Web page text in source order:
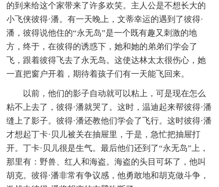
的到来给这个家带来了许多欢笑。主人公是不想长大的
小飞侠彼得·潘。有一天晚上，文蒂幸运的遇到了彼得·
潘，彼得说他住的“永无岛”是一个既有趣又刺激的地
方，终于，在彼得的诱惑下，她和她的弟弟们学会了
飞，跟着彼得飞去了永无岛。这使达林太太很伤心，她
一直把窗户开着，期待着孩子们有一天能飞回来。
以前，他们的影子自动就可以粘上，可是现在怎么
粘不上去了，彼得·潘就哭了。这时，温迪起来帮彼得·潘
缝上了影子。彼得·潘还教他们学会了飞行。这时彼得·潘
才想起丁卡·贝儿被关在抽屉里，于是，急忙把抽屉打
开。丁卡·贝儿很是生气。最后他们还到了“永无岛”上，
那里有：野兽、红人和海盗。海盗的头目可坏了，他叫
胡克。彼得·潘非常有争议感，他勇敢地和胡克做斗争，